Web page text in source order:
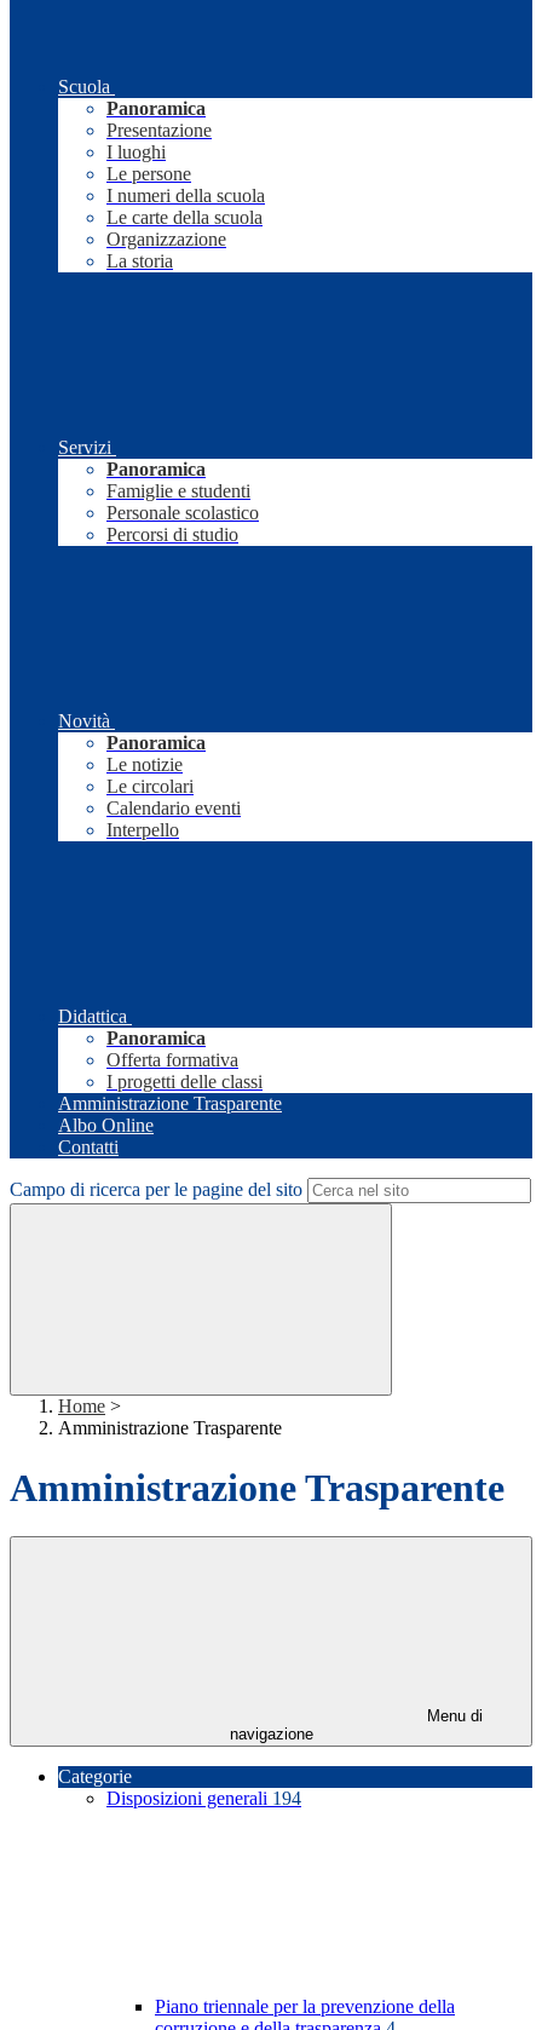
Scuola
Panoramica
Presentazione
I luoghi
Le persone
I numeri della scuola
Le carte della scuola
Organizzazione
La storia
Servizi
Panoramica
Famiglie e studenti
Personale scolastico
Percorsi di studio
Novità
Panoramica
Le notizie
Le circolari
Calendario eventi
Interpello
Didattica
Panoramica
Offerta formativa
I progetti delle classi
Amministrazione Trasparente
Albo Online
Contatti
Campo di ricerca per le pagine del sito
Home >
Amministrazione Trasparente
Amministrazione Trasparente
Menu di
navigazione
Categorie
Disposizioni generali 194
Piano triennale per la prevenzione della